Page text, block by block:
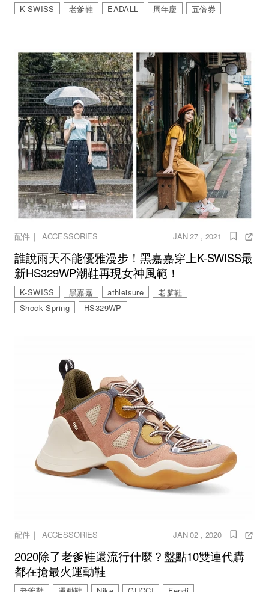
K-SWISS 老爹鞋 EADALL 周年慶 五倍券
配件｜ ACCESSORIES JAN 27 , 2021
誰說雨天不能優雅漫步！黑嘉嘉穿上K-SWISS最
新HS329WP潮鞋再現女神風範！
K-SWISS 黑嘉嘉 athleisure
老爹鞋
Shock Spring
HS329WP
配件｜ ACCESSORIES JAN 02 , 2020
2020除了老爹鞋還流行什麼？盤點10雙連代購
都在搶最火運動鞋